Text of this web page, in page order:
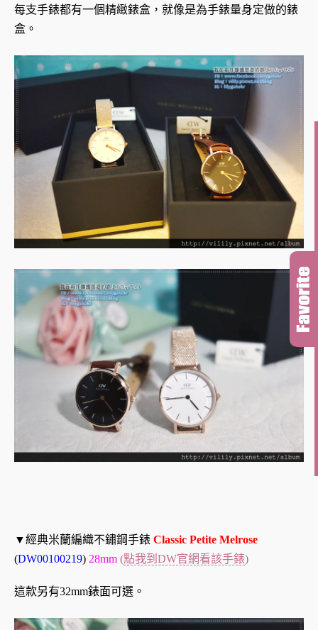
每支手錶都有一個精緻錶盒，就像是為手錶量身定做的錶
盒。
▼經典米蘭編織不鏽鋼手錶 Classic Petite Melrose
(DW00100219) 28mm (點我到DW官網看該手錶)
這款另有32mm錶面可選。